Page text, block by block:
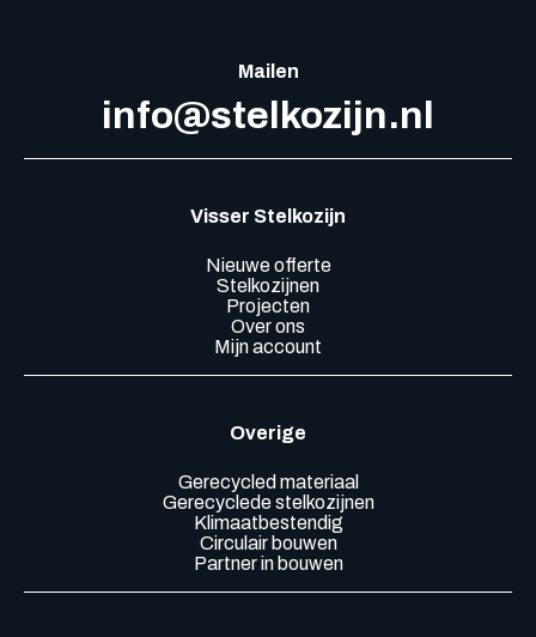
Mailen
info@stelkozijn.nl
Visser Stelkozijn
Nieuwe offerte
Stelkozijnen
Projecten
Over ons
Mijn account
Overige
Gerecycled materiaal
Gerecyclede stelkozijnen
Klimaatbestendig
Circulair bouwen
Partner in bouwen